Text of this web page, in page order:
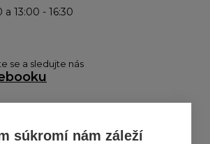
súkromí nám záleží
13:00 - 16:30
se a sledujte nás
naInstagrame